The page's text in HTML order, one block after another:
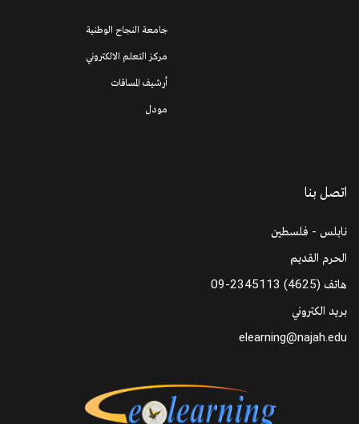
جامعة النجاح الوطنية
مركز التعلم الالكتروني
أرشيف المساقات
مودل
اتصل بنا
نابلس - فلسطين
الحرم القديم
هاتف 09-2345113 (4625)
بريد الكتروني
elearning@najah.edu